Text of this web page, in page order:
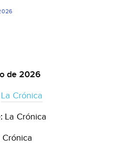
de 2026
La Crónica
La Crónica
Crónica